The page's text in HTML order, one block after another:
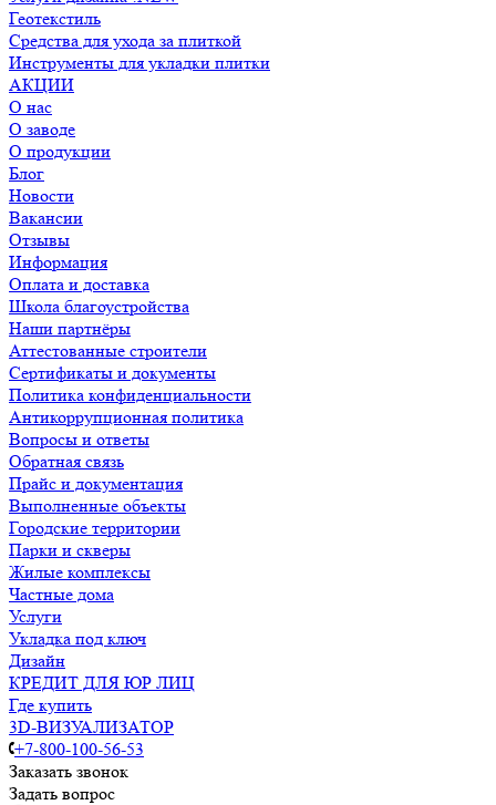
Геотекстиль
Средства для ухода за плиткой
Инструменты для укладки плитки
АКЦИИ
О нас
О заводе
О продукции
Блог
Новости
Вакансии
Отзывы
Информация
Оплата и доставка
Школа благоустройства
Наши партнёры
Аттестованные строители
Сертификаты и документы
Политика конфиденциальности
Антикоррупционная политика
Вопросы и ответы
Обратная связь
Прайс и документация
Выполненные объекты
Городские территории
Парки и скверы
Жилые комплексы
Частные дома
Услуги
Укладка под ключ
Дизайн
КРЕДИТ ДЛЯ ЮР ЛИЦ
Где купить
3D-ВИЗУАЛИЗАТОР
+7-800-100-56-53
Заказать звонок
Задать вопрос